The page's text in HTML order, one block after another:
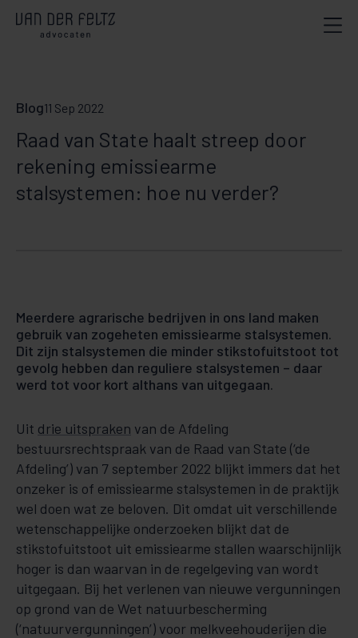
Blog11 Sep 2022
Raad van State haalt streep door
rekening emissiearme
stalsystemen: hoe nu verder?
Meerdere agrarische bedrijven in ons land maken
gebruik van zogeheten emissiearme stalsystemen.
Dit zijn stalsystemen die minder stikstofuitstoot tot
gevolg hebben dan reguliere stalsystemen – daar
werd tot voor kort althans van uitgegaan.
Uit drie uitspraken van de Afdeling
bestuursrechtspraak van de Raad van State (‘de
Afdeling’) van 7 september 2022 blijkt immers dat het
onzeker is of emissiearme stalsystemen in de praktijk
wel doen wat ze beloven. Dit omdat uit verschillende
wetenschappelijke onderzoeken blijkt dat de
stikstofuitstoot uit emissiearme stallen waarschijnlijk
hoger is dan waarvan in de regelgeving van wordt
uitgegaan. Bij het verlenen van nieuwe vergunningen
op grond van de Wet natuurbescherming
(‘natuurvergunningen’) voor melkveehouderijen die